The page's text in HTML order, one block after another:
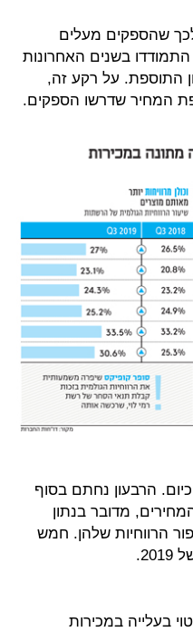
שהתרגלו עד למחאה החברתית בקיץ 2011 לכך שהספקים מעלים
בשנים האחרונות
התוספת. על רקע זה,
המחיר שדרשו הספקים.
הרבעון נחתם בסוף
מדובר בנתון
הרווחיות שלהן. חמש
בעלייה במכירות